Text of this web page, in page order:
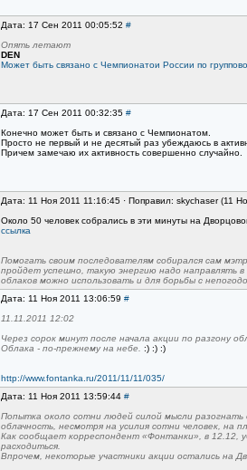
Дата: 17 Сен 2011 00:05:52 #
Опять летают
DEN
Может быть связано с Чемпионатои России по
Дата: 17 Сен 2011 00:32:35 #
Конечно может быть и связано с Чемпионатом.
Просто не первый и не десятый раз убеждаюсь в
Причем замечаю их активность совершенно случайно.
Дата: 11 Ноя 2011 11:16:45 · Поправил: skychaser (11
Около 50 человек собрались в эти минуты на
ссылка
Помогать своим последователям собирался сам
пройдет успешно, такую энергию надо направлять
облаков можно использовать и для борьбы с
Дата: 11 Ноя 2011 13:06:59 #
11.11.2011 12:02
Через сорок минут после начала акции по разгону
Облака - по-прежнему на небе. :) :) :)
http://www.fontanka.ru/2011/11/11/035/
Дата: 11 Ноя 2011 13:59:44 #
Попытка около сотни людей силой мысли
облачность, несмотря на усилия сотни человек, на
Как сообщает корреспондент «Фонтанки», в 12.12,
расходиться.
Впрочем, некоторые участники акции остались на